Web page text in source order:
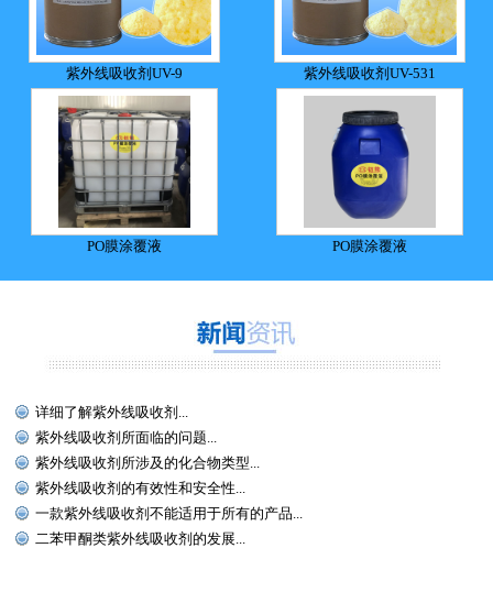
紫外线吸收剂UV-9 紫外线吸收剂UV-531
PO膜涂覆液 PO膜涂覆液
详细了解紫外线吸收剂...
紫外线吸收剂所面临的问题...
紫外线吸收剂所涉及的化合物类型...
紫外线吸收剂的有效性和安全性...
一款紫外线吸收剂不能适用于所有的产品...
二苯甲酮类紫外线吸收剂的发展...